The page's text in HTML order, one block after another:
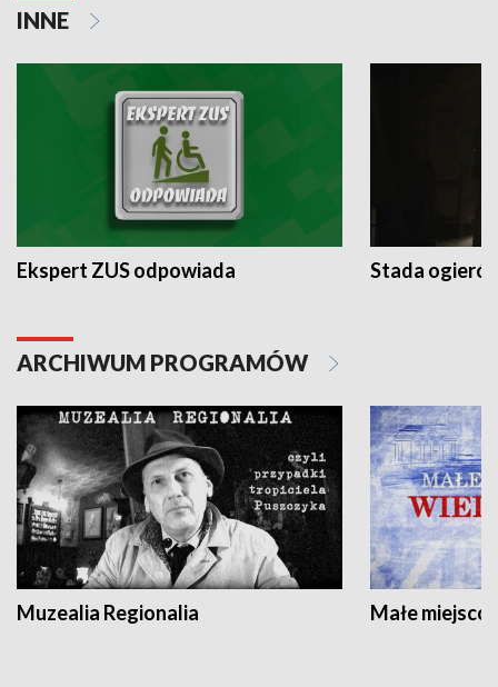
INNE
Ekspert ZUS odpowiada Stada
ARCHIWUM PROGRAMÓW
Muzealia Regionalia Małe